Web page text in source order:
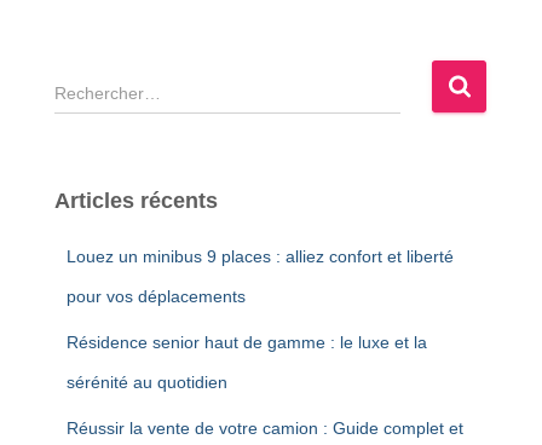
R
e
e
Articles récents
Louez un minibus 9 places : alliez confort et liberté
pour vos déplacements
Résidence senior haut de gamme : le luxe et la
sérénité au quotidien
Réussir la vente de votre camion : Guide complet et